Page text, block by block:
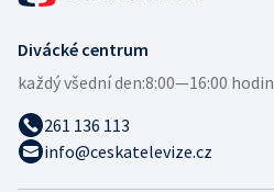
Divácké centrum
každý všední den:8:00—16:00 hodin
261 136 113
info@ceskatelevize.cz